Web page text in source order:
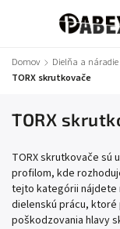
Domov / Dielňa a náradie
TORX skrutkovače
TORX
TORX skrutkovače sú
profilom, kde
tejto kategórii nájdete
dielenskú prácu,
poškodzovania hlavy